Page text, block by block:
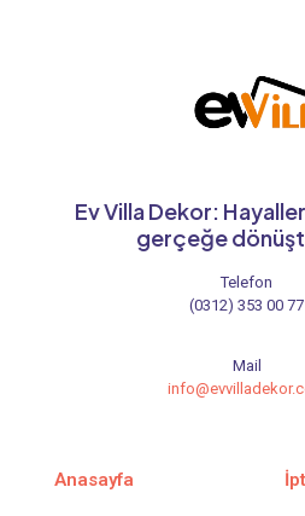
Ev Villa Dekor:
gerçeğe
Telefon
(0312) 353 00 77
Mail
Anasayfa